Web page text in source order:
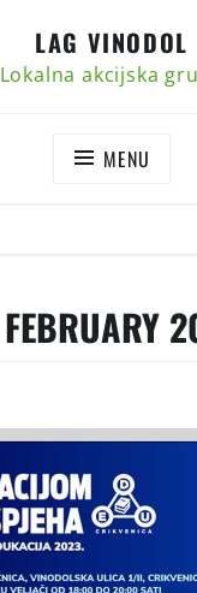
LAG VINODOL
Lokalna akcijska
MENU
FEBRUARY